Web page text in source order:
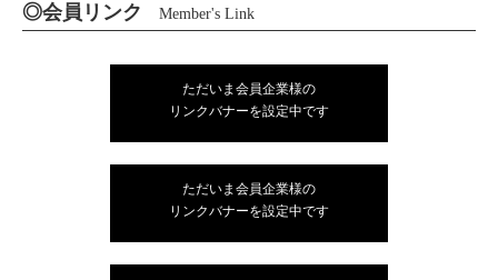
◎会員リンク Member's Link
ただいま会員企業様の
リンクバナーを設定中です
ただいま会員企業様の
リンクバナーを設定中です